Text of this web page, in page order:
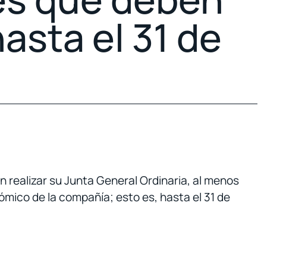
el 31 de
realizar su Junta General Ordinaria, al menos
de la compañía; esto es, hasta el 31 de